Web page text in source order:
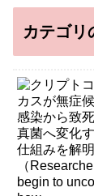
カテゴリ